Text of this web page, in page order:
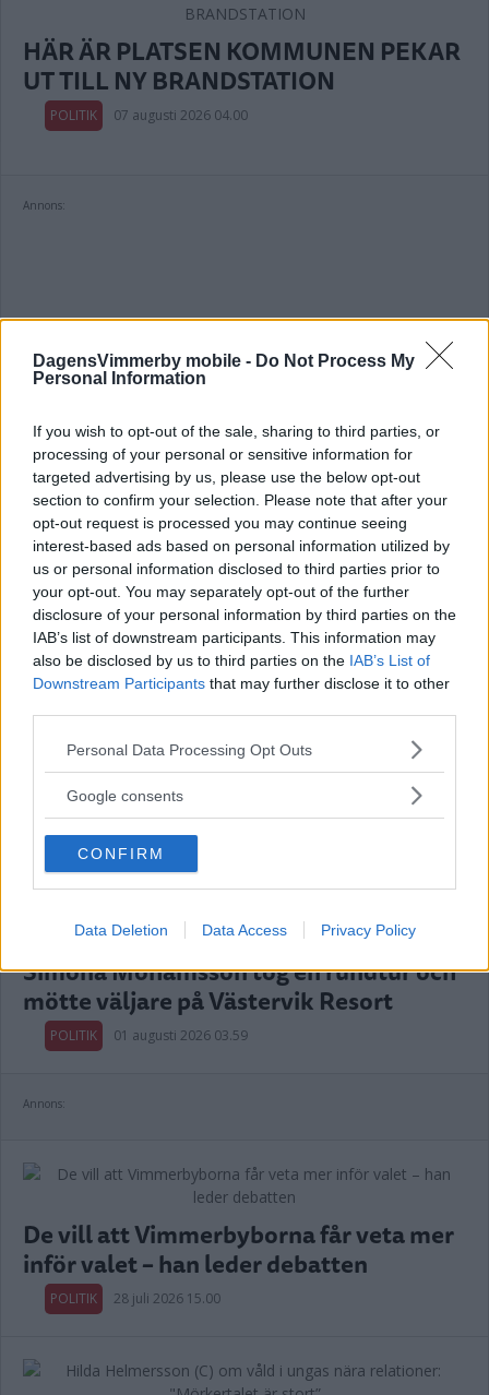
DagensVimmerby mobile - Do Not Process My
Personal Information
If you wish to opt-out of the sale, sharing to third parties, or
processing of your personal or sensitive information for
targeted advertising by us, please use the below opt-out
section to confirm your selection. Please note that after your
opt-out request is processed you may continue seeing
interest-based ads based on personal information utilized by
us or personal information disclosed to third parties prior to
your opt-out. You may separately opt-out of the further
disclosure of your personal information by third parties on the
IAB’s list of downstream participants. This information may
also be disclosed by us to third parties on the IAB’s List of
Downstream Participants that may further disclose it to other
Please note that this website/app uses one or more Google
not limited to your visit or usage behaviour. You may click to
use your data for below specified purposes in below Google
consent section.
Personal Data Processing Opt Outs
Google consents
CONFIRM
Data Deletion Data Access Privacy Policy
HÄR ÄR PLATSEN KOMMUNEN PEKAR
UT TILL NY BRANDSTATION
POLITIK 07 augusti 2026 04.00
Annons:
Hampus och Theo vill skapa en EPA-
slinga i Vimmerby: "Lär inte bli
odebatterat"
POLITIK 03 augusti 2026 15.20
Simona Mohamsson tog en rundtur och
mötte väljare på Västervik Resort
POLITIK 01 augusti 2026 03.59
Annons:
De vill att Vimmerbyborna får veta mer
inför valet – han leder debatten
POLITIK 28 juli 2026 15.00